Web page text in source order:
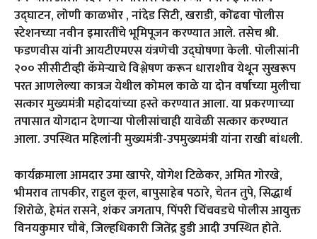
उद्घाटन, लोणी काळभोर , नांदेड सिटी, खराडी, कोंढवा पोलीस
स्टेशनच्या नवीन इमारतींचे भूमिपूजन करण्यात आले. तसेच श्री.
फडणवीस यांनी आयटीएमएस यंत्रणेची उद्घोषणा केली. पोलीसांनी
२०० सीसीटीव्ही कॅमेऱ्याचे विश्लेषण करून धाराशीव येथून सुखरूप
परत आणलेल्या कात्रज येथील कोमल काळे या दोन वर्षाच्या मुलीचा
सत्कार मुख्यमंत्री महोदयांच्या हस्ते करण्यात आला. या प्रकरणाच्या
तपासात योगदान देणाऱ्या पोलीसांचाही यावेळी सत्कार करण्यात
आला. उपस्थित महिलांनी मुख्यमंत्री-उपमुख्यमंत्री यांना राखी बांधली.
कार्यक्रमाला आमदार उमा खापरे, योगेश टिळेकर, अमित गोरखे,
भीमराव तापकीर, राहुल कूल, बापुसाहेब पठारे, चेतन तुपे, सिद्धार्थ
शिरोळे, हेमंत रासने, शंकर जगताप, पिंपरी चिंचवडचे पोलीस आयुक्त
विनयकुमार चौबे, जिल्हधिकारी जितेंद्र डुडी आदी उपस्थित होते.